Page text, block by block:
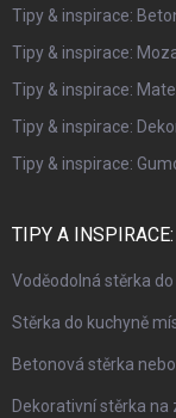
Tipy & inspirace:
Tipy & inspirace:
Tipy & inspirace:
Tipy & inspirace:
Tipy & inspirace:
TIPY A
Voděodolná stěrka
Stěrka do kuchyně
Betonová stěrka
Dekorativní stěrka